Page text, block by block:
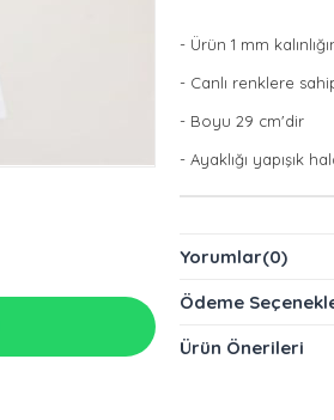
- Ürün 1 mm
- Canlı renklere
- Boyu 29 cm'dir
- Ayaklığı yapışık
Yorumlar(0)
Ödeme
Ürün Önerileri